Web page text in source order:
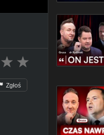
Zgłoś